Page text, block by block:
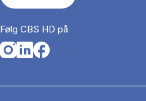
Følg CBS HD på
Opens in a new tab
Opens in a new tab
Opens in a new tab